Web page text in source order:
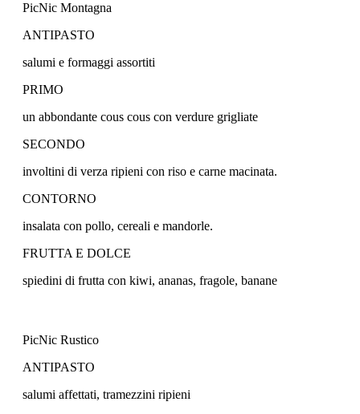
PicNic Montagna
ANTIPASTO
salumi e formaggi assortiti
PRIMO
un abbondante cous cous con verdure grigliate
SECONDO
involtini di verza ripieni con riso e carne macinata.
CONTORNO
insalata con pollo, cereali e mandorle.
FRUTTA E DOLCE
spiedini di frutta con kiwi, ananas, fragole, banane
PicNic Rustico
ANTIPASTO
salumi affettati, tramezzini ripieni